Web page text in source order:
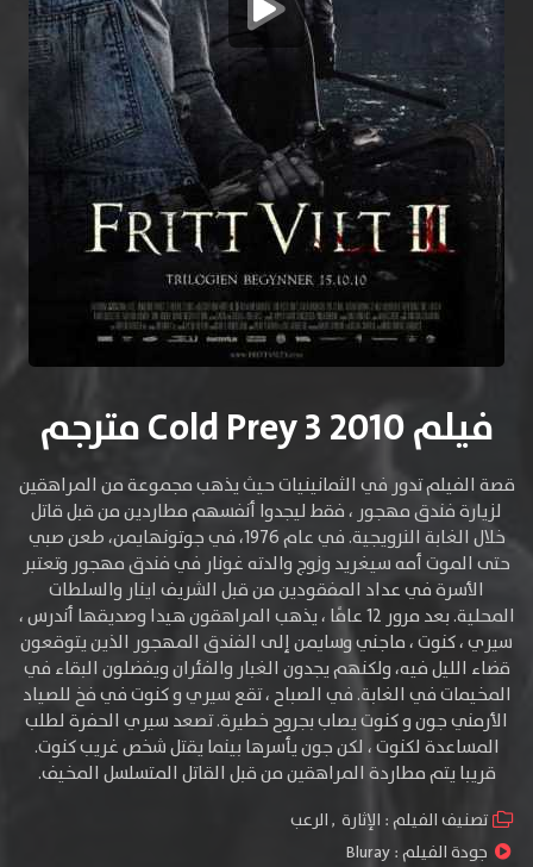
فيلم Cold Prey 3 2010 مترجم
قصة الفيلم تدور في الثمانينيات حيث يذهب مجموعة من المراهقين
لزيارة فندق مهجور ، فقط ليجدوا أنفسهم مطاردين من قبل قاتل
خلال الغابة النرويجية. في عام 1976، في جوتونهايمن، طعن صبي
حتى الموت أمه سيغريد وزوج والدته غونار في فندق مهجور وتعتبر
الأسرة في عداد المفقودين من قبل الشريف اينار والسلطات
المحلية. بعد مرور 12 عامًا ، يذهب المراهقون هيدا وصديقها أندرس ،
سيري ، كنوت ، ماجني وسايمن إلى الفندق المهجور الذين يتوقعون
قضاء الليل فيه، ولكنهم يجدون الغبار والفئران ويفضلون البقاء في
المخيمات في الغابة. في الصباح ، تقع سيري و كنوت في فخ للصياد
الأرمني جون و كنوت يصاب بجروح خطيرة. تصعد سيري الحفرة لطلب
المساعدة لكنوت ، لكن جون يأسرها بينما يقتل شخص غريب كنوت.
قريبا يتم مطاردة المراهقين من قبل القاتل المتسلسل المخيف.
تصنيف الفيلم : الإثارة ,الرعب
جودة الفيلم :Bluray